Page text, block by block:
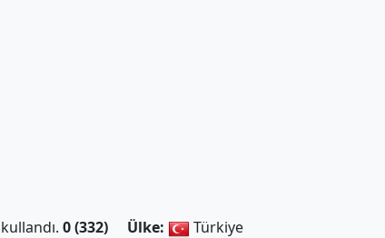
0 (332)
Ülke:
Türkiye